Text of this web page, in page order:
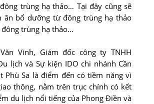
trùng hạ thảo… Tại đây cũng sẽ
ăn bổ dưỡng từ đông trùng hạ thảo
trùng hạ thảo…
Vinh, Giám đốc công ty TNHH
lịch và Sự kiện IDO chi nhánh Cần
Phù Sa là điểm đến có tiềm năng vì
thông, nằm trên trục chính có kết
du lịch nổi tiếng của Phong Điền và